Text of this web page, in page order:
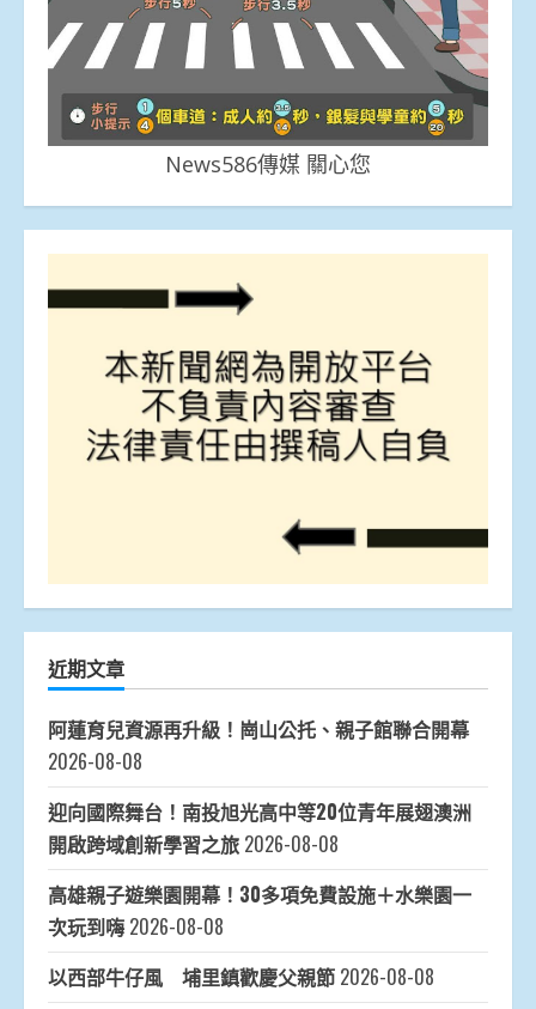
News586傳媒 關心您
近期文章
阿蓮育兒資源再升級！崗山公托、親子館聯合開幕
2026-08-08
迎向國際舞台！南投旭光高中等20位青年展翅澳洲
開啟跨域創新學習之旅 2026-08-08
高雄親子遊樂園開幕！30多項免費設施＋水樂園一
次玩到嗨 2026-08-08
以西部牛仔風 埔里鎮歡慶父親節 2026-08-08